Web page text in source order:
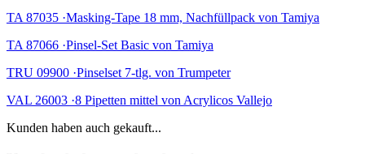
TA 87035 ·Masking-Tape 18 mm, Nachfüllpack von Tamiya
TA 87066 ·Pinsel-Set Basic von Tamiya
TRU 09900 ·Pinselset 7-tlg. von Trumpeter
VAL 26003 ·8 Pipetten mittel von Acrylicos Vallejo
Kunden haben auch gekauft...